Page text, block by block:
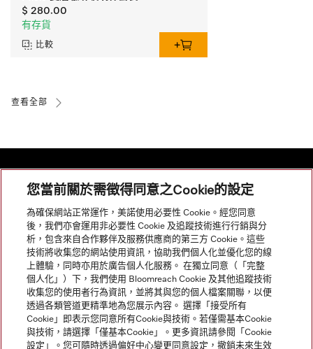
$ 280.00
有存貨
比較
查看全部
網站導航
服務
您當前關於需徵得同意之Cookie的設定
為確保網站正常運作，美諾使用必要性 Cookie。經您同意
後，我們亦會運用非必要性 Cookie 及追蹤技術進行行銷與分
析，包含來自合作夥伴及服務供應商的第三方 Cookie。這些
技術將收集您的網站使用資訊，協助我們個人化並優化您的線
上體驗，同時亦用於廣告個人化服務。 在獨立同意（「完整
個人化」）下，我們使用 Bloomreach Cookie 及其他追蹤技術
收集您的使用者行為資訊，並將其與您的個人檔案關聯，以便
透過各類管道更精準地為您展示內容。 選擇「接受所有
Cookie」即表示您同意所有Cookie與技術。若僅需基本Cookie
與技術，請選擇「僅基本Cookie」。更多資訊請參閱「Cookie
設定」。您可隨時透過偏好中心變更同意設定，撤銷未來生效